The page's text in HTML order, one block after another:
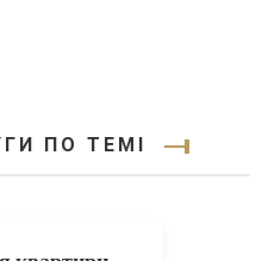
ПО ТЕМІ